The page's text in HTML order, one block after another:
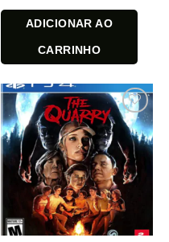
ADICIONAR AO
CARRINHO